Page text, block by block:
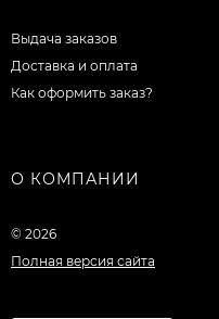
Выдача заказов
Доставка и оплата
Как оформить заказ?
О КОМПАНИИ
© 2026
Полная версия сайта